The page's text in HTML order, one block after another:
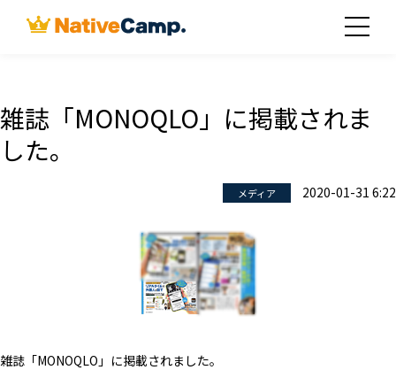
雑誌「MONOQLO」に掲載されま
した。
メディア 2020-01-31 6:22
雑誌「MONOQLO」に掲載されました。